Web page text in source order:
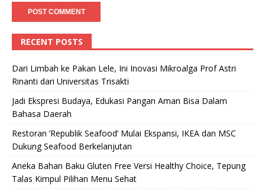
RECENT POSTS
Dari Limbah ke Pakan Lele, Ini Inovasi Mikroalga Prof Astri
Rinanti dari Universitas Trisakti
Jadi Ekspresi Budaya, Edukasi Pangan Aman Bisa Dalam
Bahasa Daerah
Restoran ‘Republik Seafood’ Mulai Ekspansi, IKEA dan MSC
Dukung Seafood Berkelanjutan
Aneka Bahan Baku Gluten Free Versi Healthy Choice, Tepung
Talas Kimpul Pilihan Menu Sehat